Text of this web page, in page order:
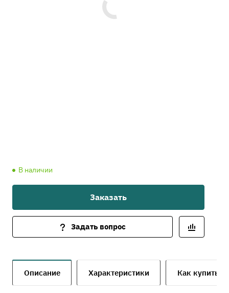
В наличии
Заказать
Задать вопрос
Описание Характеристики Как купить